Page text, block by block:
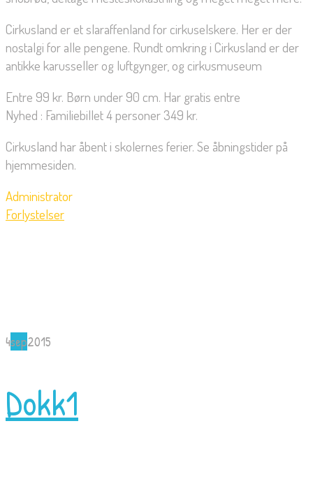
Cirkusland er et slaraffenland for cirkuselskere. Her er der
nostalgi for alle pengene. Rundt omkring i Cirkusland er der
antikke karusseller og luftgynger, og cirkusmuseum
Entre 99 kr. Børn under 90 cm. Har gratis entre
Nyhed : Familiebillet 4 personer 349 kr.
Cirkusland har åbent i skolernes ferier. Se åbningstider på
hjemmesiden.
Administrator
Forlystelser
4sep2015
Dokk1